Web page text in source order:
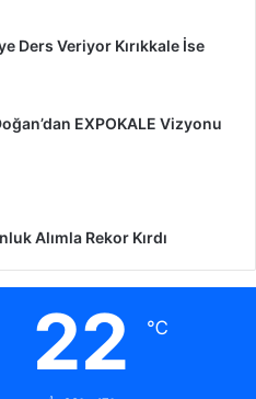
Ders Veriyor Kırıkkale İse
EXPOKALE Vizyonu
Alımla Rekor Kırdı
22 ℃